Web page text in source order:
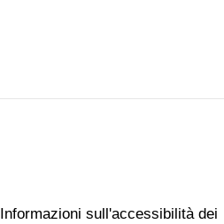
Informazioni sull'accessibilità dei